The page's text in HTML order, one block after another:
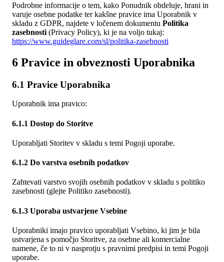
Podrobne informacije o tem, kako Ponudnik obdeluje, hrani in
varuje osebne podatke ter kakšne pravice ima Uporabnik v
skladu z GDPR, najdete v ločenem dokumentu Politika
zasebnosti (Privacy Policy), ki je na voljo tukaj:
https://www.guideglare.com/sl/politika-zasebnosti
6 Pravice in obveznosti Uporabnika
6.1 Pravice Uporabnika
Uporabnik ima pravico:
6.1.1 Dostop do Storitve
Uporabljati Storitev v skladu s temi Pogoji uporabe.
6.1.2 Do varstva osebnih podatkov
Zahtevati varstvo svojih osebnih podatkov v skladu s politiko
zasebnosti (glejte Politiko zasebnosti).
6.1.3 Uporaba ustvarjene Vsebine
Uporabniki imajo pravico uporabljati Vsebino, ki jim je bila
ustvarjena s pomočjo Storitve, za osebne ali komercialne
namene, če to ni v nasprotju s pravnimi predpisi in temi Pogoji
uporabe.